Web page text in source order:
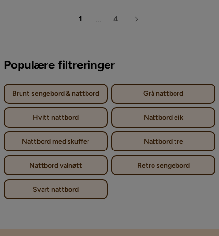
1 ... 4
Populære filtreringer
Brunt sengebord & nattbord Grå nattbord
Hvitt nattbord Nattbord eik
Nattbord med skuffer Nattbord tre
Nattbord valnøtt Retro sengebord
Svart nattbord